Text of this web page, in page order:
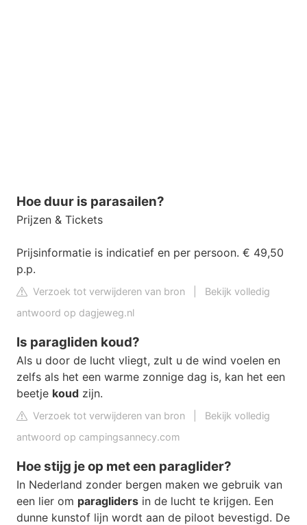
Hoe duur is parasailen?
Prijzen & Tickets
Prijsinformatie is indicatief en per persoon. € 49,50
p.p.
Verzoek tot verwijderen van bron
Bekijk volledig
antwoord op dagjeweg.nl
Is paragliden koud?
Als u door de lucht vliegt, zult u de wind voelen en
zelfs als het een warme zonnige dag is, kan het een
beetje koud zijn.
Verzoek tot verwijderen van bron
Bekijk volledig
antwoord op campingsannecy.com
Hoe stijg je op met een paraglider?
In Nederland zonder bergen maken we gebruik van
een lier om paragliders in de lucht te krijgen. Een
dunne kunstof lijn wordt aan de piloot bevestigd. De